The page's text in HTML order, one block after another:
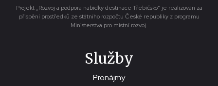
Projekt „Rozvoj a podpora nabídky destinace Třebíčsko“ je realizován za
přispění prostředků ze státního rozpočtu České republiky z programu
Ministerstva pro místní rozvoj.
Služby
Pronájmy